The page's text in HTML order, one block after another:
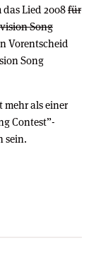
das Lied 2008für
Song
Vorentscheid
Song
mehr als einer
Contest”-
sein.